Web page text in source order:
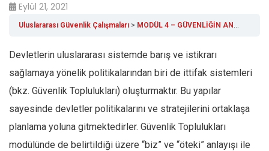
Eylül 21, 2021
Uluslararası Güvenlik Çalışmaları MODÜL 4 – GÜVENLİĞİN ANA AKTÖRLERİ
Devletlerin uluslararası sistemde barış ve istikrarı
sağlamaya yönelik politikalarından biri de ittifak sistemleri
(bkz. Güvenlik Toplulukları) oluşturmaktır. Bu yapılar
sayesinde devletler politikalarını ve stratejilerini ortaklaşa
planlama yoluna gitmektedirler. Güvenlik Toplulukları
modülünde de belirtildiği üzere “biz” ve “öteki” anlayışı ile